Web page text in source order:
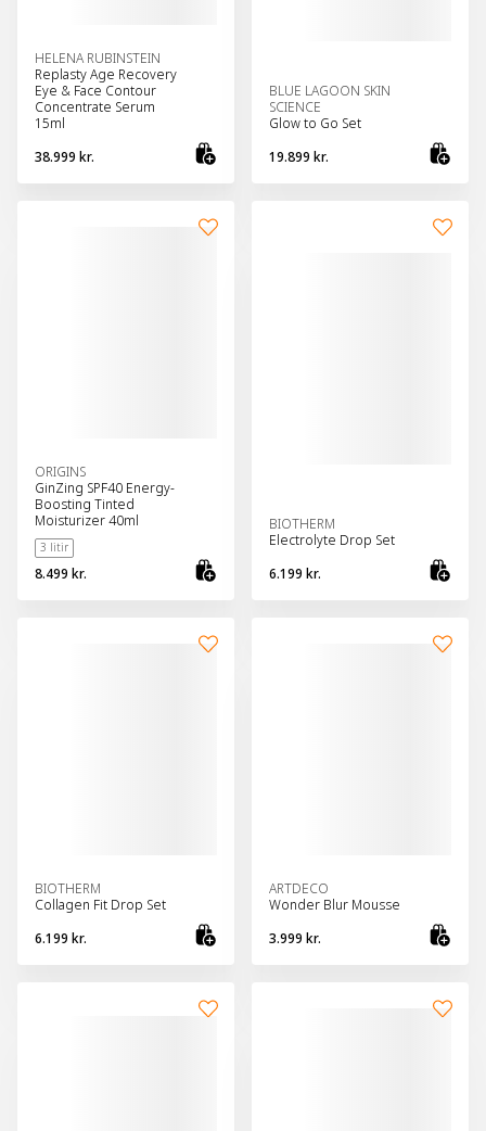
HELENA RUBINSTEIN
Replasty Age Recovery
Eye & Face Contour
Concentrate Serum
15ml
38.999 kr.
Bæta við körfu
BLUE LAGOON SKIN
SCIENCE
Glow to Go Set
19.899 kr.
ORIGINS
GinZing SPF40 Energy-
Boosting Tinted
Moisturizer 40ml
3 litir
8.499 kr.
BIOTHERM
Electrolyte Drop Set
6.199 kr.
BIOTHERM
Collagen Fit Drop Set
6.199 kr.
ARTDECO
Wonder Blur Mousse
3.999 kr.